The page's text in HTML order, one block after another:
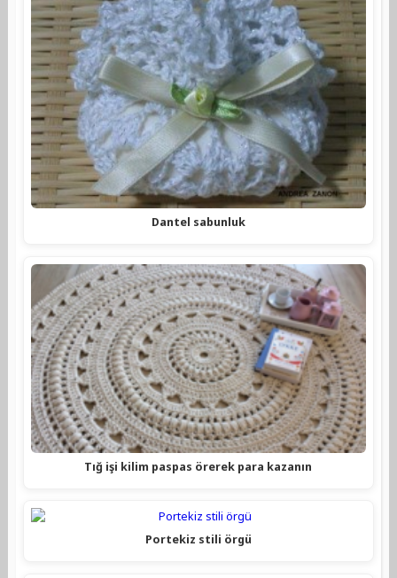
Dantel sabunluk
Tığ işi kilim paspas örerek para kazanın
Portekiz stili örgü